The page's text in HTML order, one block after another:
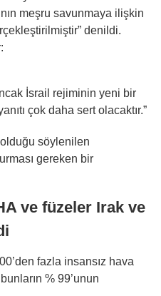
meşru savunmaya ilişkin
denildi.
İsrail rejiminin yeni bir
çok daha sert olacaktır.”
söylenilen
gereken bir
ve füzeler Irak ve
fazla insansız hava
% 99’unun